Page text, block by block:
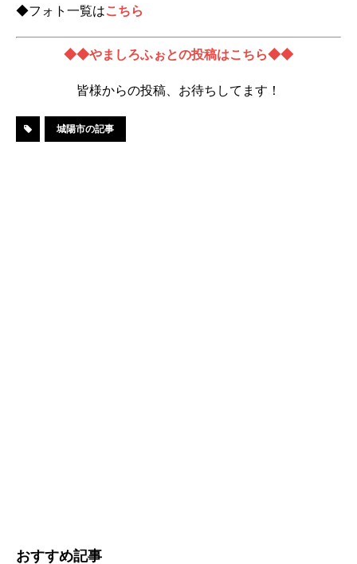
◆フォト一覧はこちら
◆◆やましろふぉとの投稿はこちら◆◆
皆様からの投稿、お待ちしてます！
城陽市の記事
おすすめ記事